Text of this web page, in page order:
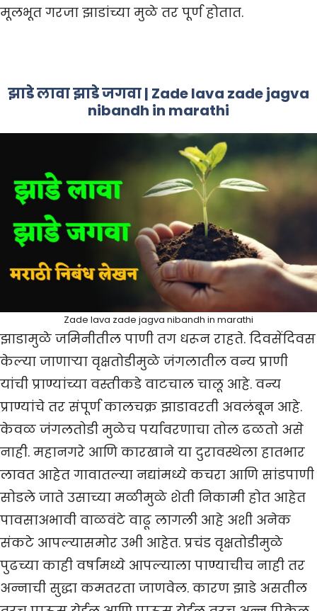
मूलभूत गरजा झाडांच्या मुळे तर पूर्ण होतात.
झाडे लावा झाडे जगवा | Zade lava zade jagva
nibandh in marathi
Zade lava zade jagva nibandh in marathi
झाडामुळे जमिनीतील पाणी तग धरून राहते. दिवसेंदिवस
केल्या जाणाऱ्या वृक्षतोडीमुळे जंगलातील वन्य प्राणी
यांची प्राण्यांच्या वस्तीकडे वाटचाल चालू आहे. वन्य
प्राण्यांचे तर संपूर्ण कालचक्र झाडावरती अवलंबून आहे.
केवळ जंगलतोडी मुळेच पर्यावरणाचा तोल ढळतो असे
नाही. महानगरे आणि कारखाने या दुरावस्थेला हातभार
लावत आहेत गावातल्या नद्यांमध्ये कचरा आणि सांडपाणी
सोडले जाते उसाच्या मळीमुळे शेती निकामी होत आहेत
पावसाअभावी वाळवंटे वाढू लागली आहे अशी अनेक
संकटे आपल्यासमोर उभी आहेत. प्रचंड वृक्षतोडीमुळे
पुढच्या काही वर्षांमध्ये आपल्याला पाण्याचीच नाही तर
अन्नाची सुद्धा कमतरता जाणवेल. कारण झाडे असतील